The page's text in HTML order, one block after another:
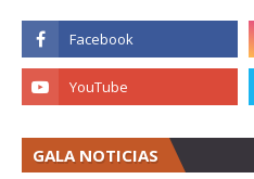
GALA NOTICIAS